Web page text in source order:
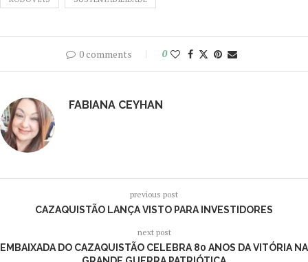
0 comments 0
FABIANA CEYHAN
previous post
CAZAQUISTÃO LANÇA VISTO PARA INVESTIDORES
next post
EMBAIXADA DO CAZAQUISTÃO CELEBRA 80 ANOS DA VITÓRIA NA